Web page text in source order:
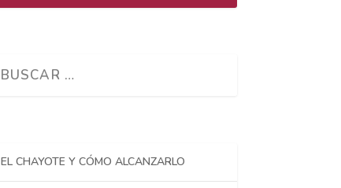
EL CHAYOTE Y CÓMO ALCANZARLO